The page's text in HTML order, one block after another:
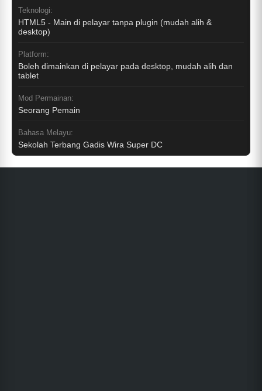
Teknologi:
HTML5 - Main di pelayar tanpa plugin (mudah alih &
desktop)
Platform:
Boleh dimainkan di pelayar pada desktop, mudah alih dan
tablet
Mod Permainan:
Seorang Pemain
Bahasa Melayu:
Sekolah Terbang Gadis Wira Super DC